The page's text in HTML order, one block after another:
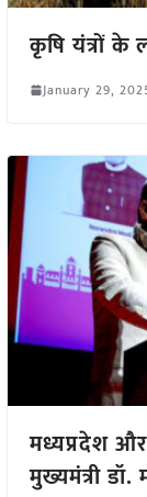
कृषि यंत्रों के
January 29,
मध्यप्रदेश
मुख्यमंत्री डॉ.